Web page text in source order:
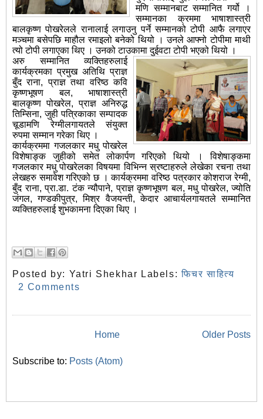
मणि सम्मानबाट सम्मानित गर्यो ।
सम्मानका क्रममा भाषाशास्त्री
बालकृष्ण पोखरेलले रानालाई लगाउनु पर्ने सम्मानको टोपी आफै लगाएर
मञ्चमा बसेपछि माहौल रमाइलो बनेको थियो । उनले आफ्नो टोपीमा माथी
त्यो टोपी लगाएका थिए । उनको टाउकामा दुईवटा टोपी भएको थियो ।
अरु सम्मानित व्यक्तिहरुलाई
कार्यक्रमका प्रमुख अतिथि प्राज्ञ
बुँद राना, प्राज्ञ तथा वरिष्ठ कवि
कृष्णभूषण बल, भाषाशास्त्री
बालकृष्ण पोखरेल, प्राज्ञ अनिरुद्ध
तिम्सिना, जुही पत्रिकाका सम्पादक
चूडामणि रेग्मीलगायतले संयुक्त
रुपमा सम्मान गरेका थिए ।
कार्यक्रममा गजलकार मधु पोखरेल
विशेषाङ्क जुहीको समेत लोकार्पण गरिएको थियो । विशेषाङ्कमा
गजलकार मधु पोखरेलका विषयमा विभिन्न स्रष्टाहरुले लेखेका रचना तथा
लेखहरु समावेश गरिएको छ । कार्यक्रममा वरिष्ठ पत्रकार कोशराज रेग्मी,
बुँद राना, प्रा.डा. टंक न्यौपाने, प्राज्ञ कृष्णभूषण बल, मधु पोखरेल, ज्योति
जंगल, गण्डकीपुत्र, मिश्र वैजयन्ती, केदार आचार्यलगायतले सम्मानित
व्यक्तिहरुलाई शुभकामना दिएका थिए ।
Posted by: Yatri Shekhar Labels:फिचर साहित्य
2 Comments
Older Posts
Home
Subscribe to: Posts (Atom)